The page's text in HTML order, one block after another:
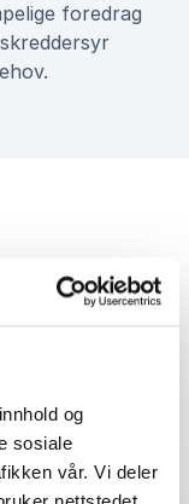
og
sosiale
vår. Vi deler
foredrag
– ELLER